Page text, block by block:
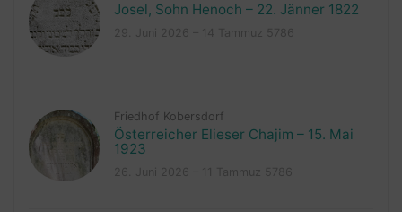
Josel, Sohn Henoch – 22. Jänner 1822
Friedhof Kobersdorf
Österreicher Elieser Chajim – 15. Mai
1923